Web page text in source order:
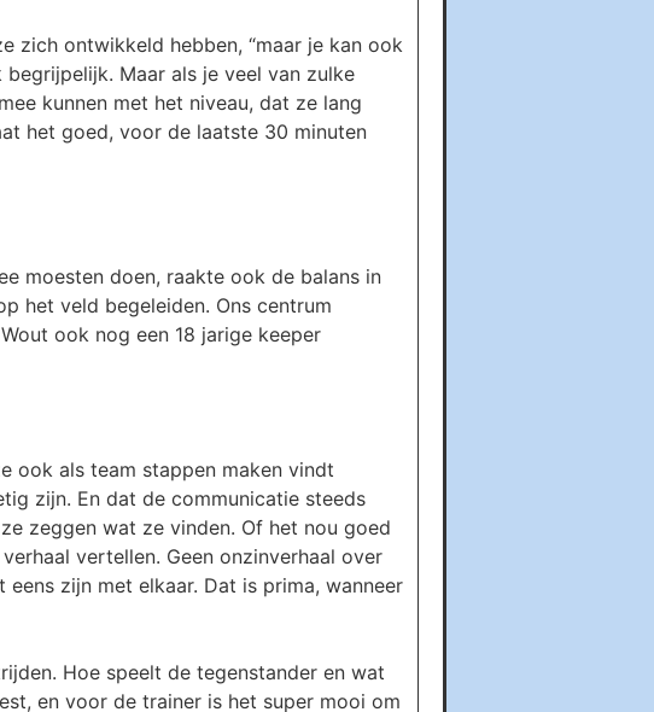
zich ontwikkeld hebben, “maar je kan ook
Maar als je veel van zulke
kunnen met het niveau, dat ze lang
het goed, voor de laatste 30 minuten
moesten doen, raakte ook de balans in
het veld begeleiden. Ons centrum
ook nog een 18 jarige keeper
ook als team stappen maken vindt
zijn. En dat de communicatie steeds
zeggen wat ze vinden. Of het nou goed
vertellen. Geen onzinverhaal over
zijn met elkaar. Dat is prima, wanneer
Hoe speelt de tegenstander en wat
en voor de trainer is het super mooi om